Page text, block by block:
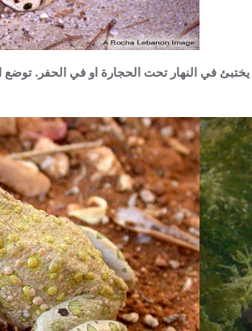
يختبئ في النهار تحت الحجارة او في الحفر.